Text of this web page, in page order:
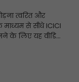
त्वरित और
से सीधे ICICI
के लिए यह वीडियो